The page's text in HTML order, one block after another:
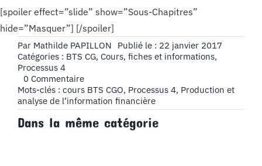
[spoiler effect=”slide” show=”Sous-Chapitres”
hide=”Masquer”] [/spoiler]
Par Mathilde PAPILLON
Publié le : 22 janvier 2017
Catégories : BTS CG, Cours, fiches et informations,
Processus 4
0 Commentaireon
Stock,
Les
comptes
comptables
Mots-clés : cours BTS CGO, Processus 4, Production et
analyse de l’information financière
Dans la même catégorie